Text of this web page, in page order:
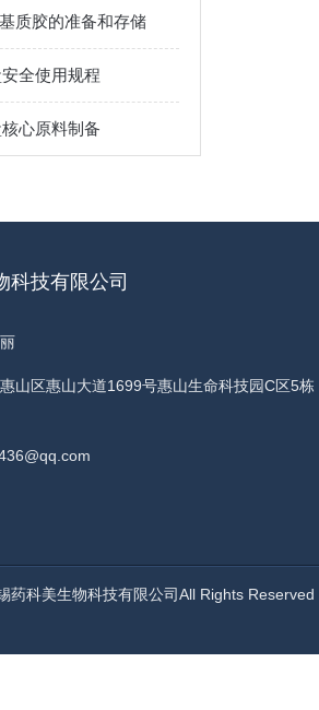
质胶的准备和存储
全使用规程
心原料制备
科技有限公司
山区惠山大道1699号惠山生命科技园C区5栋
药科美生物科技有限公司All Rights